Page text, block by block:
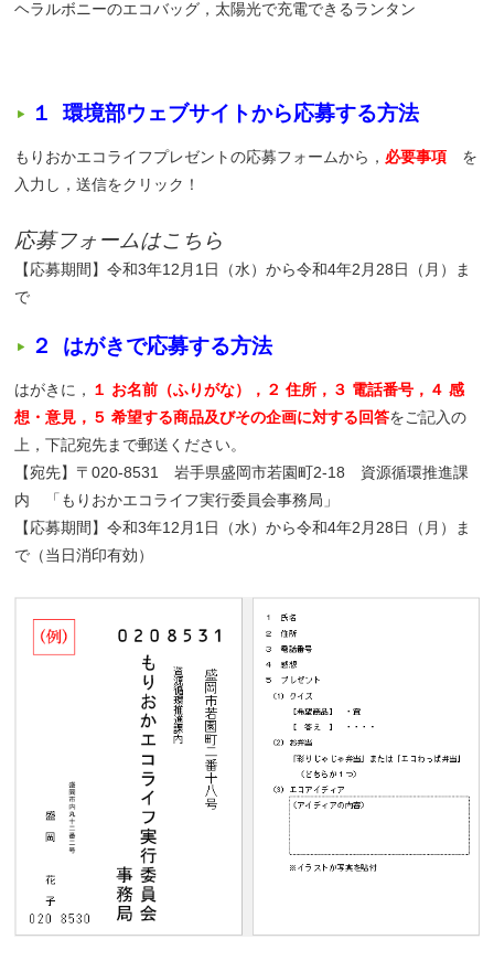
ヘラルボニーのエコバッグ，太陽光で充電できるランタン
１ 環境部ウェブサイトから応募する方法
もりおかエコライフプレゼントの応募フォームから， 必要事項を
入力し，送信をクリック！
応募フォームはこちら
【応募期間】令和3年12月1日（水）から令和4年2月28日（月）ま
で
２ はがきで応募する方法
はがきに， １ お名前（ふりがな），２ 住所，３ 電話番号，４ 感
想・意見，５ 希望する商品及びその企画に対する回答をご記入の
上，下記宛先まで郵送ください。
【宛先】〒020-8531 岩手県盛岡市若園町2-18 資源循環推進課
内 「もりおかエコライフ実行委員会事務局」
【応募期間】令和3年12月1日（水）から令和4年2月28日（月）ま
で（当日消印有効）